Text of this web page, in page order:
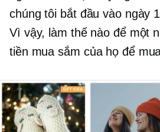
chúng tôi bắt đầu vào ngày
Vì vậy, làm thế nào để một
tiền mua sắm của họ để